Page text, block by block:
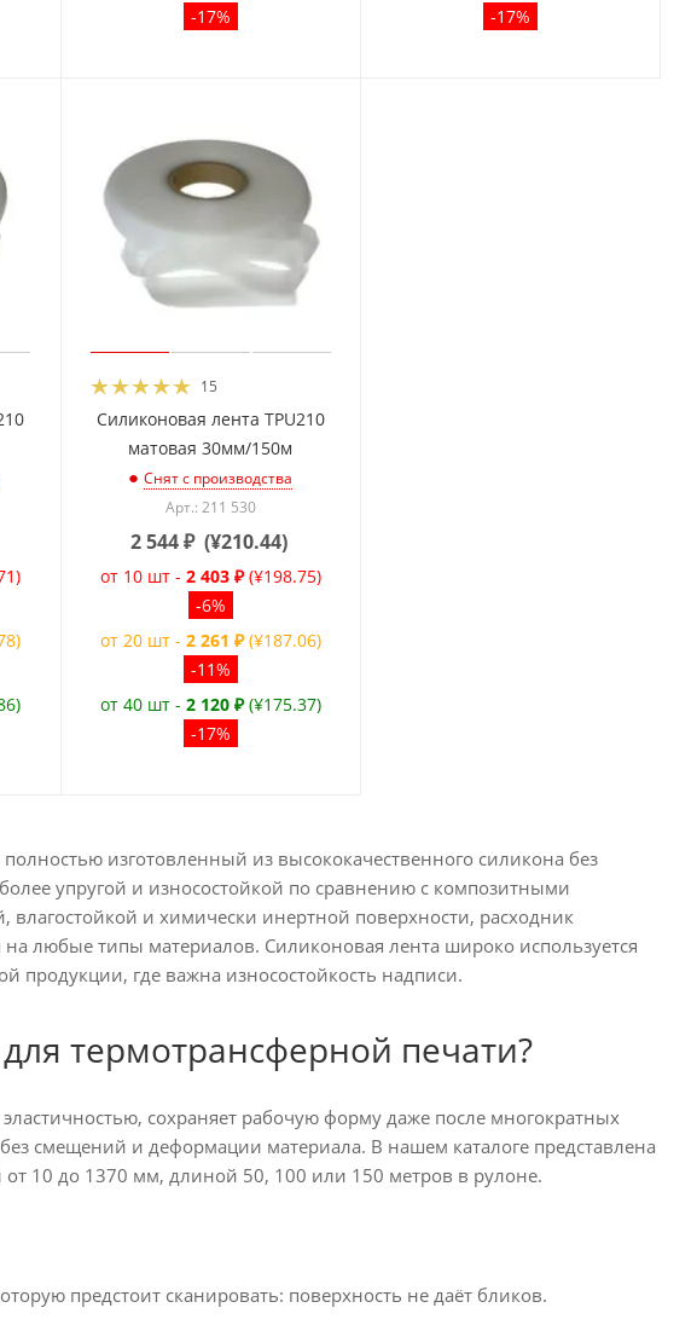
-17%
-17%
15
Силиконовая лента TPU210
матовая 30мм/150м
Снят с производства
Арт.: 211 530
2 544₽ (¥210.44)
от 10 шт - 2 403 ₽ (¥198.75)
-6%
от 20 шт - 2 261 ₽ (¥187.06)
-11%
от 40 шт - 2 120 ₽ (¥175.37)
-17%
изготовленный из высококачественного силикона без
упругой и износостойкой по сравнению с композитными
влагостойкой и химически инертной поверхности, расходник
любые типы материалов. Силиконовая лента широко используется
продукции, где важна износостойкость надписи.
термотрансферной печати?
сохраняет рабочую форму даже после многократных
смещений и деформации материала. В нашем каталоге представлена
10 до 1370 мм, длиной 50, 100 или 150 метров в рулоне.
предстоит сканировать: поверхность не даёт бликов.